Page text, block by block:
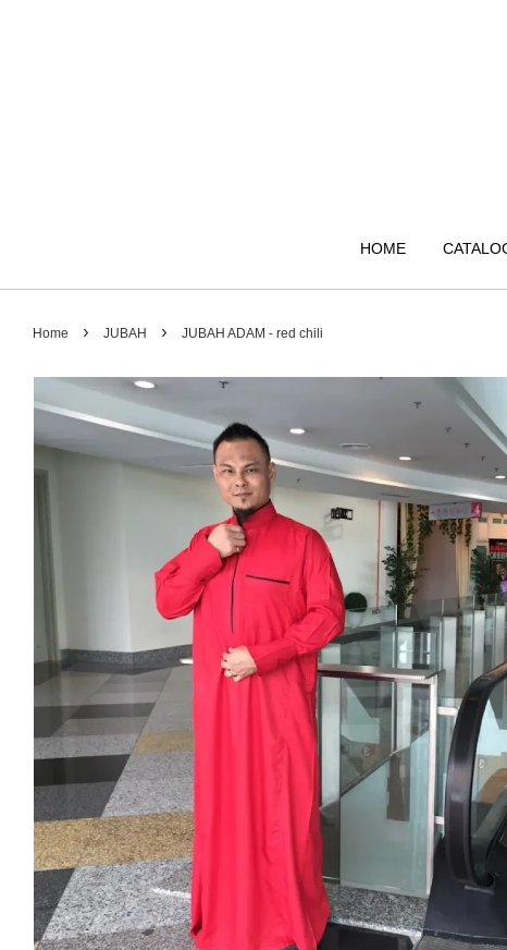
HOME
Home › JUBAH › JUBAH ADAM - red chili